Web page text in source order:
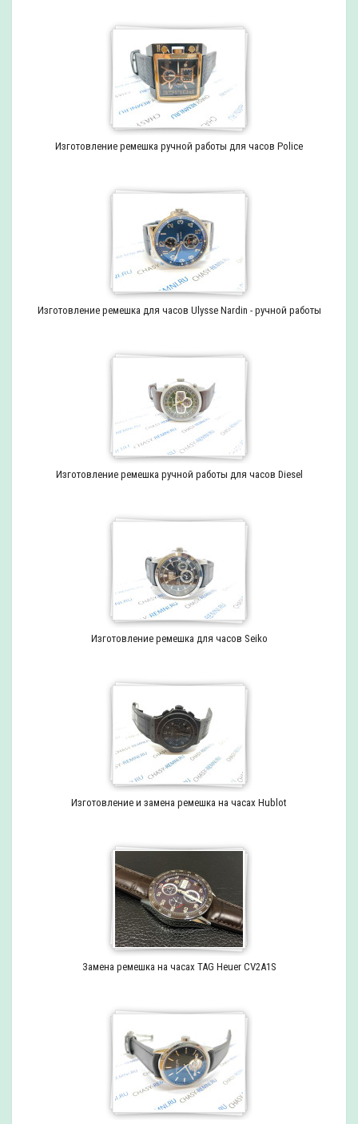
Изготовление ремешка ручной работы для часов Police
Изготовление ремешка для часов Ulysse Nardin - ручной работы
Изготовление ремешка ручной работы для часов Diesel
Изготовление ремешка для часов Seiko
Изготовление и замена ремешка на часах Hublot
Замена ремешка на часах TAG Heuer CV2A1S